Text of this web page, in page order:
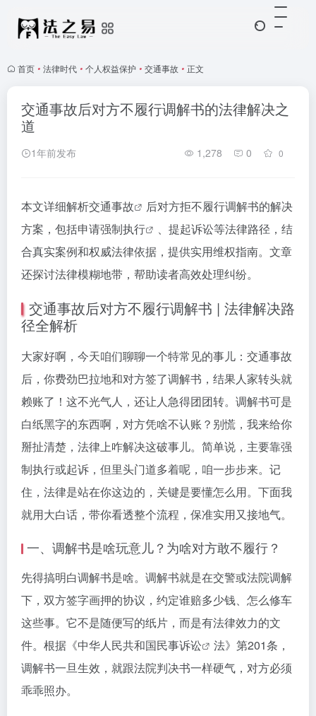
首页 • 法律时代 • 个人权益保护 • 交通事故 • 正文
交通事故后对方不履行调解书的法律解决之
道
1年前发布 1,278 0 0
本文详细解析交通事故
后对方拒不履行调解书的解决
方案，包括申请强制执行
、提起诉讼等法律路径，结
合真实案例和权威法律依据，提供实用维权指南。文章
还探讨法律模糊地带，帮助读者高效处理纠纷。
交通事故后对方不履行调解书 | 法律解决路
径全解析
大家好啊，今天咱们聊聊一个特常见的事儿：交通事故
后，你费劲巴拉地和对方签了调解书，结果人家转头就
赖账了！这不光气人，还让人急得团团转。调解书可是
白纸黑字的东西啊，对方凭啥不认账？别慌，我来给你
掰扯清楚，法律上咋解决这破事儿。简单说，主要靠强
制执行或起诉，但里头门道多着呢，咱一步步来。记
住，法律是站在你这边的，关键是要懂怎么用。下面我
就用大白话，带你看透整个流程，保准实用又接地气。
一、调解书是啥玩意儿？为啥对方敢不履行？
先得搞明白调解书是啥。调解书就是在交警或法院调解
下，双方签字画押的协议，约定谁赔多少钱、怎么修车
这些事。它不是随便写的纸片，而是有法律效力的文
件。根据《中华人民共和国民事诉讼
法》第201条，
调解书一旦生效，就跟法院判决书一样硬气，对方必须
乖乖照办。